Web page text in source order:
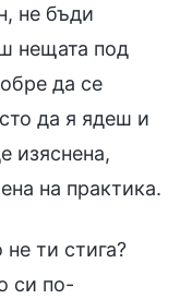
не бъди
нещата под
да се
да я ядеш и
изяснена,
на практика.
ти стига?
си по-